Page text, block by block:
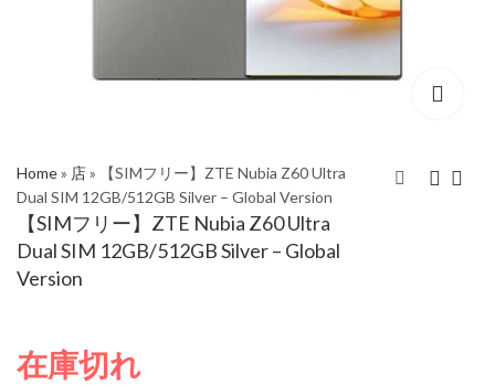
Home» 店»
【SIMフリー】ZTE Nubia Z60 Ultra
Dual SIM 12GB/512GB Silver – Global Version
【SIMフリー】ZTE Nubia Z60 Ultra
Dual SIM 12GB/512GB Silver – Global
Version
【SIMフリー】ZTE
【SIMフリー】ZTE
在庫切れ